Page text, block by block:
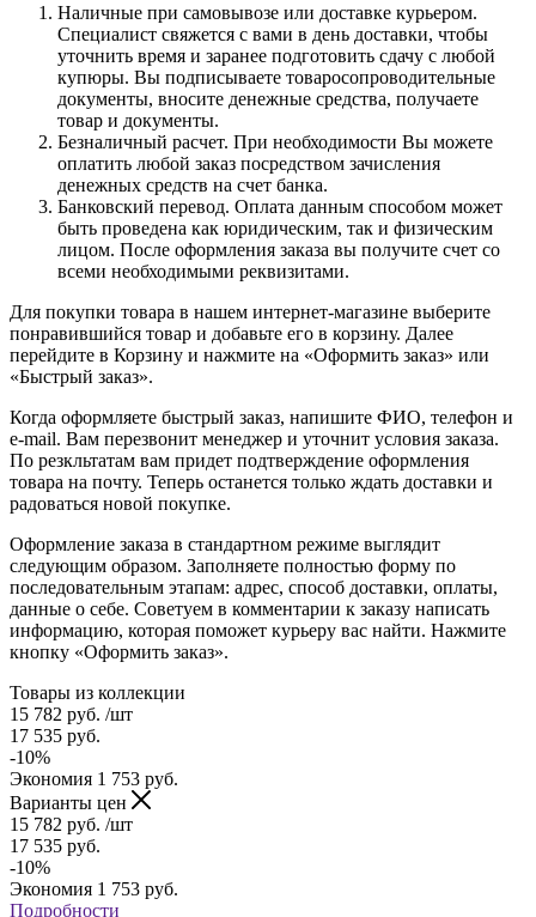
Наличные при самовывозе или доставке курьером.
Специалист свяжется с вами в день доставки, чтобы
уточнить время и заранее подготовить сдачу с любой
купюры. Вы подписываете товаросопроводительные
документы, вносите денежные средства, получаете
товар и документы.
Безналичный расчет. При необходимости Вы можете
оплатить любой заказ посредством зачисления
денежных средств на счет банка.
Банковский перевод. Оплата данным способом может
быть проведена как юридическим, так и физическим
лицом. После оформления заказа вы получите счет со
всеми необходимыми реквизитами.
Для покупки товара в нашем интернет-магазине выберите
понравившийся товар и добавьте его в корзину. Далее
перейдите в Корзину и нажмите на «Оформить заказ» или
«Быстрый заказ».
Когда оформляете быстрый заказ, напишите ФИО, телефон и
e-mail. Вам перезвонит менеджер и уточнит условия заказа.
По резкльтатам вам придет подтверждение оформления
товара на почту. Теперь останется только ждать доставки и
радоваться новой покупке.
Оформление заказа в стандартном режиме выглядит
следующим образом. Заполняете полностью форму по
последовательным этапам: адрес, способ доставки, оплаты,
данные о себе. Советуем в комментарии к заказу написать
информацию, которая поможет курьеру вас найти. Нажмите
кнопку «Оформить заказ».
Товары из коллекции
15 782 руб. /шт
17 535 руб.
-10%
Экономия 1 753 руб.
Варианты цен
15 782 руб. /шт
17 535 руб.
-10%
Экономия 1 753 руб.
Подробности